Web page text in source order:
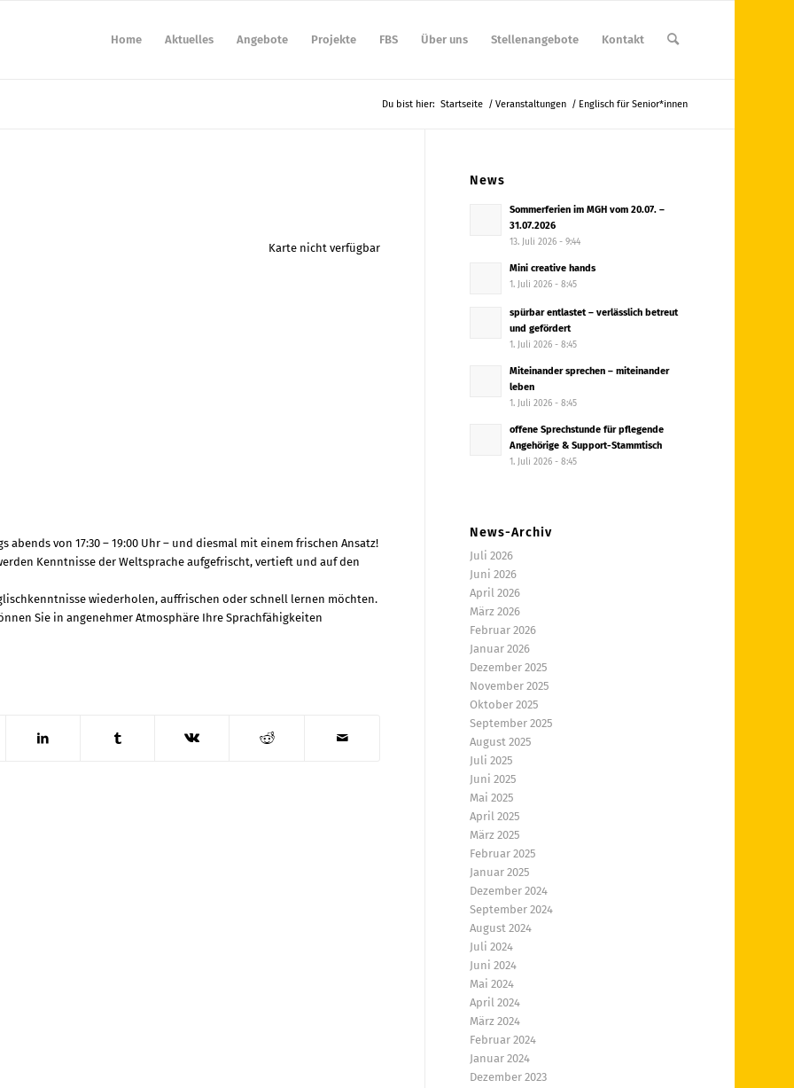
Home Aktuelles Angebote Projekte FBS Über uns Stellenangebote Kontakt
Du bist hier: Startseite / Veranstaltungen / Englisch für Senior*innen
Karte nicht verfügbar
abends von 17:30 – 19:00 Uhr – und diesmal mit einem frischen Ansatz!
Kenntnisse der Weltsprache aufgefrischt, vertieft und auf den
wiederholen, auffrischen oder schnell lernen möchten.
Sie in angenehmer Atmosphäre Ihre Sprachfähigkeiten
News
Sommerferien im MGH vom 20.07. –
31.07.2026
13. Juli 2026 - 9:44
Mini creative hands
1. Juli 2026 - 8:45
spürbar entlastet – verlässlich betreut
und gefördert
1. Juli 2026 - 8:45
Miteinander sprechen – miteinander
leben
1. Juli 2026 - 8:45
offene Sprechstunde für pflegende
Angehörige & Support-Stammtisch
1. Juli 2026 - 8:45
News-Archiv
Juli 2026
Juni 2026
April 2026
März 2026
Februar 2026
Januar 2026
Dezember 2025
November 2025
Oktober 2025
September 2025
August 2025
Juli 2025
Juni 2025
Mai 2025
April 2025
März 2025
Februar 2025
Januar 2025
Dezember 2024
September 2024
August 2024
Juli 2024
Juni 2024
Mai 2024
April 2024
März 2024
Februar 2024
Januar 2024
Dezember 2023